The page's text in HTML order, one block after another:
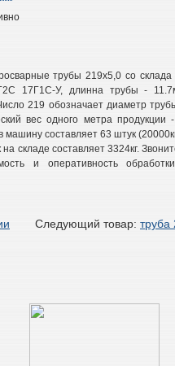
трубы 219х5,0 со склада
17Г1С-У, длинна трубы -
219 обозначает диаметр
вес одного метра продукции -
машину составляет 63 штук
складе составляет 3324кг.
и оперативность
Следующий товар: труба